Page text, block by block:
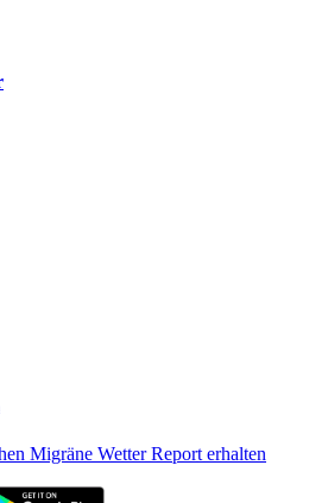
Migräne Wetter Report erhalten